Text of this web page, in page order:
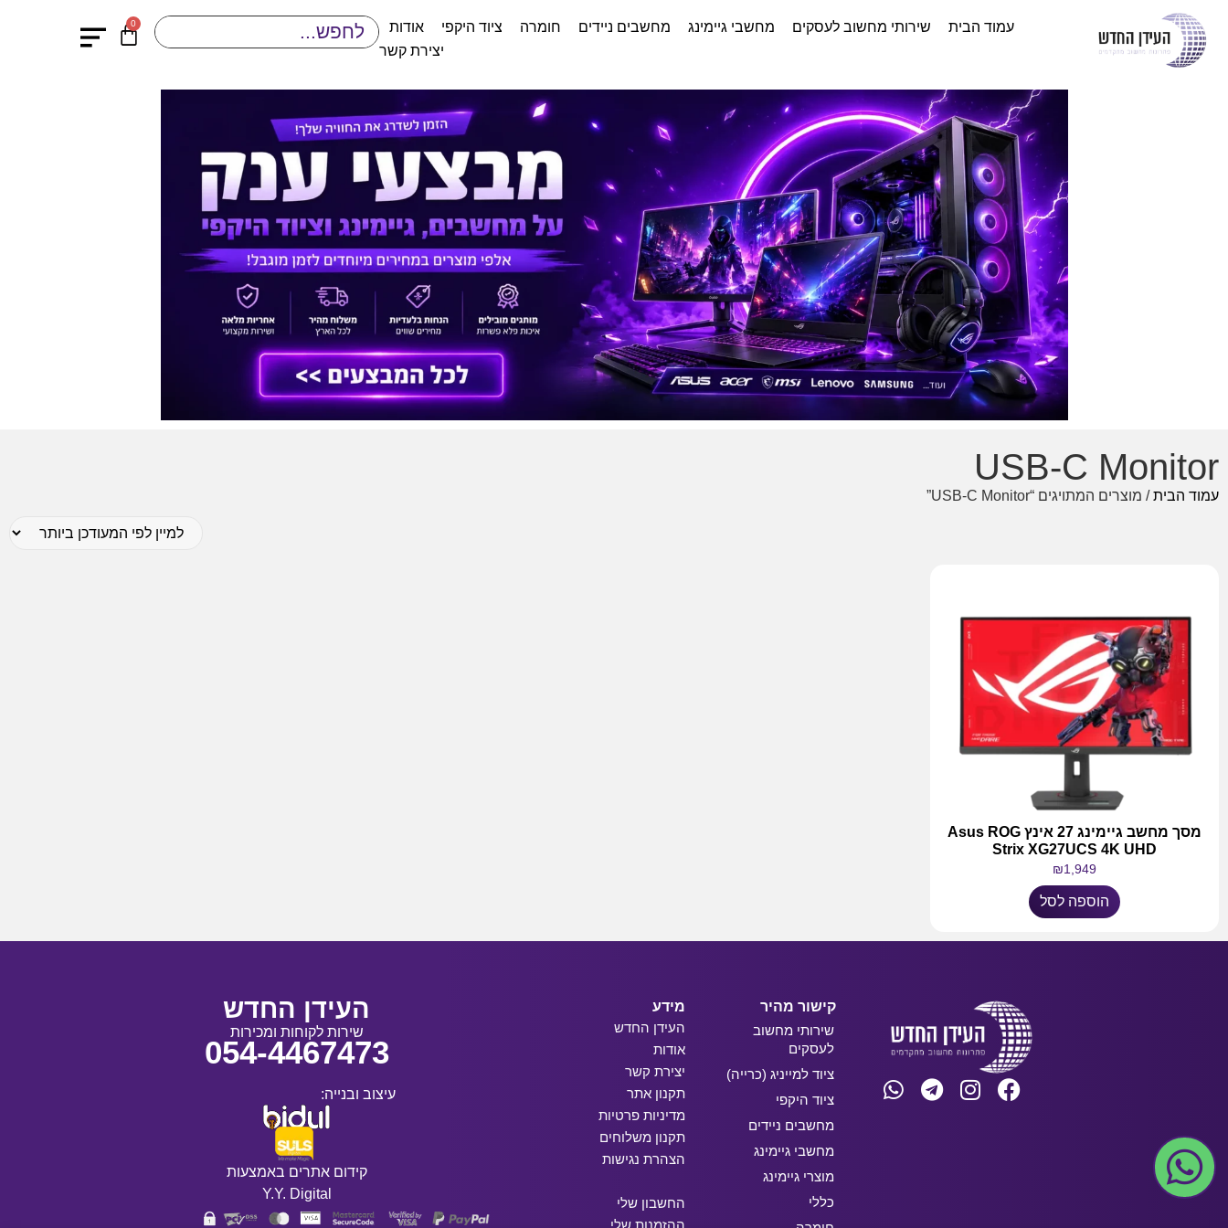
עמוד הבית שירותי מחשוב לעסקים מחשבי גיימינג מחשבים ניידים חומרה ציוד היקפי
אודות
יצירת קשר
0
USB-C Monitor
עמוד הבית/ מוצרים המתויגים “USB-C Monitor”
מסך מחשב גיימינג 27 אינץ Asus ROG
Strix XG27UCS 4K UHD
₪1,949
הוספה לסל
קישור מהיר
שירותי מחשוב
לעסקים
ציוד למייניג (כרייה)
ציוד היקפי
מחשבים ניידים
מחשבי גיימינג
מוצרי גיימינג
כללי
מידע
העידן החדש
אודות
יצירת קשר
תקנון אתר
מדיניות פרטיות
תקנון משלוחים
הצהרת נגישות
החשבון שלי
העידן החדש
שירות לקוחות ומכירות
054-4467473
עיצוב ובנייה:
קידום אתרים באמצעות
Y.Y. Digital